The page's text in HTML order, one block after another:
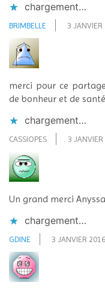
chargement…
BRIMBELLE 3
merci pour ce
de bonheur et de santé
chargement…
CASSIOPES 3
Un grand merci
chargement…
GDINE 3 JANVIER 2016